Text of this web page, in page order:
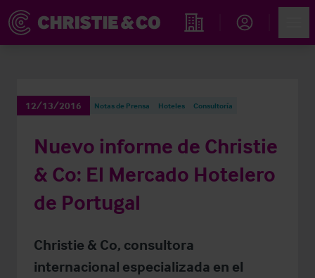
Propiedades
12/13/2016 Notas de Prensa Hoteles Consultoría
Nuevo informe de Christie
& Co: El Mercado Hotelero
de Portugal
Christie & Co, consultora
internacional especializada en el